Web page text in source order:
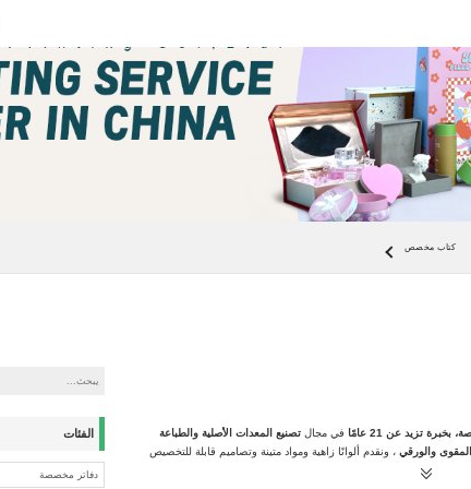
كتاب مخصص
الفئات
دفاتر مخصصة
بخبرة تزيد عن 21 عامًا في مجال تصنيع المعدات الأصلية والطباعة
والورقي، ونقدم ألوانًا زاهية ومواد متينة وتصاميم قابلة للتخصيص
أو المواد التعليمية أو المنشورات الترويجية